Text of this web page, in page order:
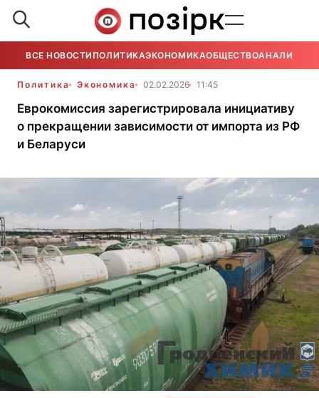
ВСЕ НОВОСТИ ПОЛИТИКАЭКОНОМИКАОБЩЕСТВОАНАЛИТИКА
Политика Экономика 02.02.2026 11:45
Еврокомиссия зарегистрировала инициативу
о прекращении зависимости от импорта из РФ
и Беларуси